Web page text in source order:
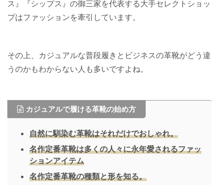
ス』『シップス』の御三家を代表する大手セレクトショッ
プはファッションを牽引しています。
その上、カジュアルな普段履きとビジネスの革靴がどう違
うのかもわからない人も多いですよね。
カジュアルで履ける革靴の始め方
自然に馴染む革靴はそれだけでおしゃれ。
名作定番革靴は多くの人々に永年愛されるファッ
ションアイテム
名作定番革靴の種類と形を知る。